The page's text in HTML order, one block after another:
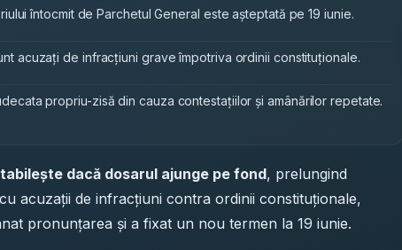
întocmit de Parchetul General este așteptată pe 19 iunie.
acuzați de infracțiuni grave împotriva ordinii constituționale.
propriu-zisă din cauza contestațiilor și amânărilor repetate.
dacă dosarul ajunge pe fond, prelungind
acuzații de infracțiuni contra ordinii constituționale,
pronunțarea și a fixat un nou termen la 19 iunie.